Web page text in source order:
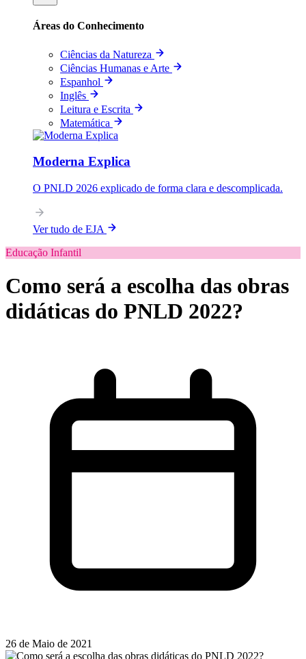
Áreas do Conhecimento
Ciências da Natureza
Ciências Humanas e Arte
Espanhol
Inglês
Leitura e Escrita
Matemática
Moderna Explica
O PNLD 2026 explicado de forma clara e descomplicada.
Ver tudo de EJA
Educação Infantil
Como será a escolha das obras
didáticas do PNLD 2022?
26 de Maio de 2021